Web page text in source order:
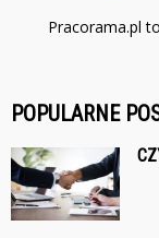
Pracorama.pl
POPULARNE